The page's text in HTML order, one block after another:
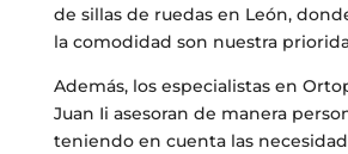
de sillas de ruedas en León,
la comodidad son nuestra
Además, los especialistas en
Juan Ii asesoran de manera
teniendo en cuenta las